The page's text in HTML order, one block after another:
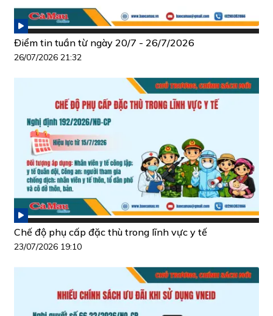
Điểm tin tuần từ ngày 20/7 - 26/7/2026
26/07/2026 21:32
Chế độ phụ cấp đặc thù trong lĩnh vực y tế
23/07/2026 19:10